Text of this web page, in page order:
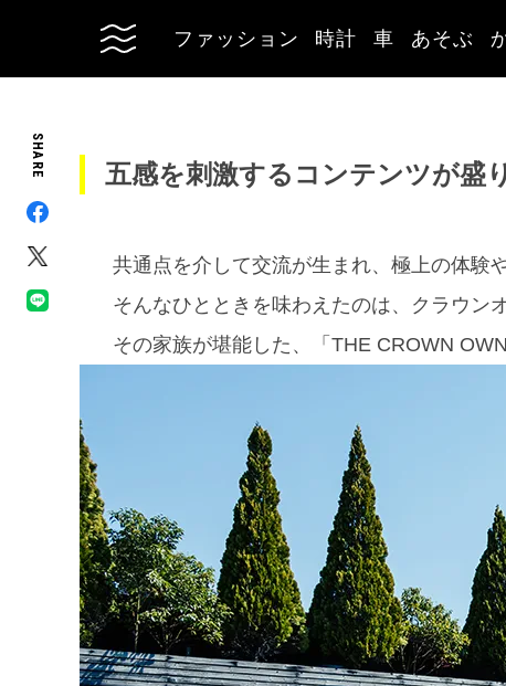
ファッション 時計 車 あそぶ
SHARE 五感を刺激するコンテンツが盛
共通点を介して交流が生まれ、極上の体験
そんなひとときを味わえたのは、クラウン
その家族が堪能した、「THE CROWN